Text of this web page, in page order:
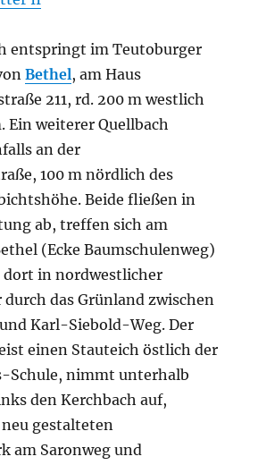
entspringt im Teutoburger
Bethel, am Haus
211, rd. 200 m westlich
Ein weiterer Quellbach
an der
100 m nördlich des
Beide fließen in
ab, treffen sich am
(Ecke Baumschulenweg)
in nordwestlicher
das Grünland zwischen
Karl-Siebold-Weg. Der
einen Stauteich östlich der
Schule, nimmt unterhalb
den Kerchbach auf,
gestalteten
am Saronweg und